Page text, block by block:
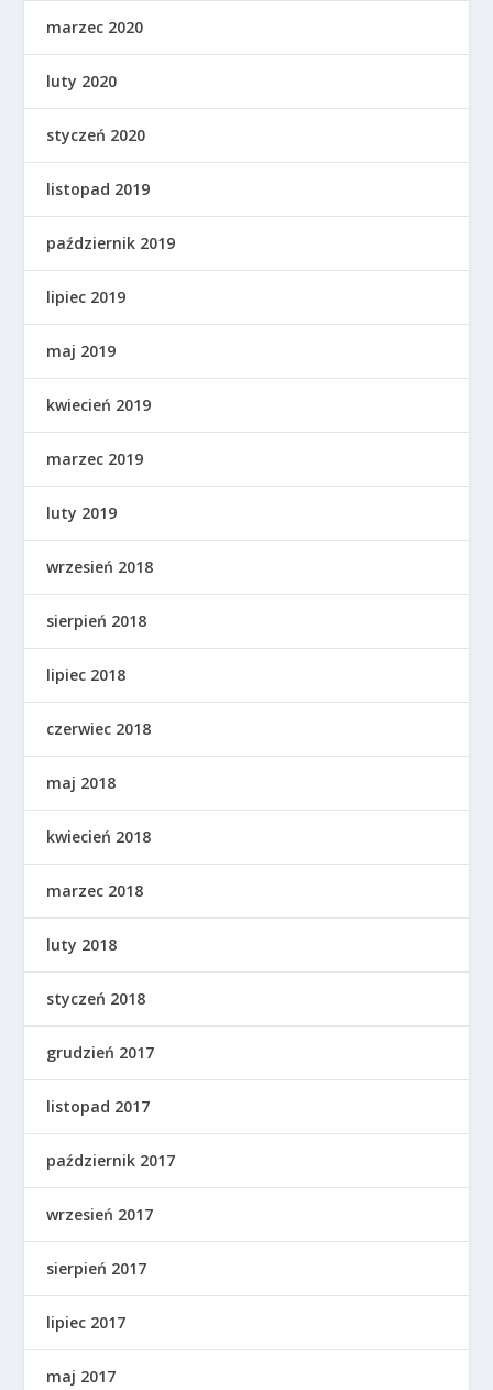
marzec 2020
luty 2020
styczeń 2020
listopad 2019
październik 2019
lipiec 2019
maj 2019
kwiecień 2019
marzec 2019
luty 2019
wrzesień 2018
sierpień 2018
lipiec 2018
czerwiec 2018
maj 2018
kwiecień 2018
marzec 2018
luty 2018
styczeń 2018
grudzień 2017
listopad 2017
październik 2017
wrzesień 2017
sierpień 2017
lipiec 2017
maj 2017